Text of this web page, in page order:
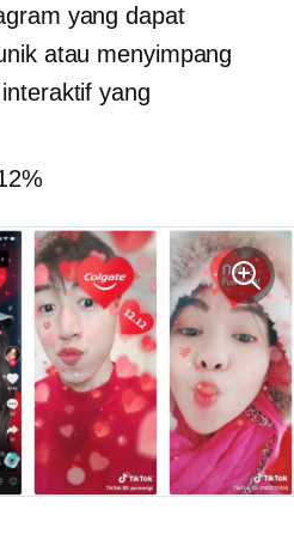
yang dapat
atau menyimpang
yang